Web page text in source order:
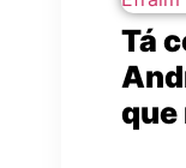
Tá
que